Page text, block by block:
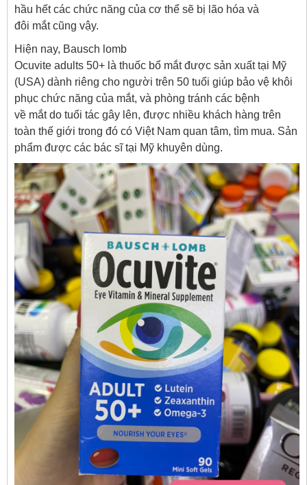
hầu hết các chức năng của cơ thể sẽ bị lão hóa và
đôi mắt cũng vậy.
Hiện nay, Bausch lomb
Ocuvite adults 50+ là thuốc bổ mắt được sản xuất tại Mỹ
(USA) dành riêng cho người trên 50 tuổi giúp bảo vệ khôi
phục chức năng của mắt, và phòng tránh các bệnh
về mắt do tuổi tác gây lên, được nhiều khách hàng trên
toàn thế giới trong đó có Việt Nam quan tâm, tìm mua. Sản
phẩm được các bác sĩ tại Mỹ khuyên dùng.